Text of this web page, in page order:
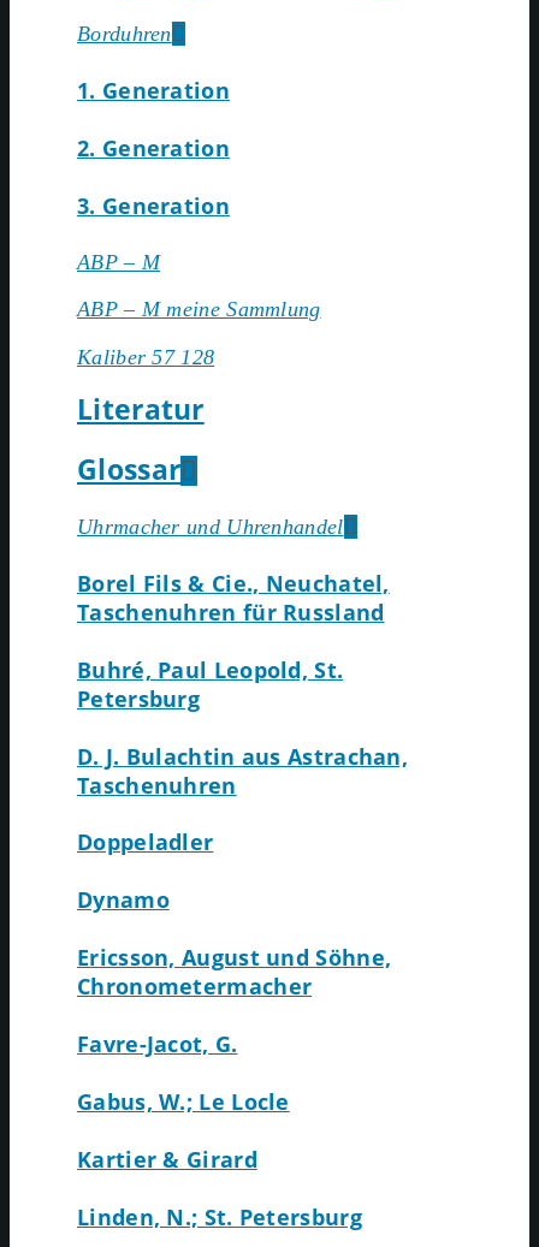
Borduhren
1. Generation
2. Generation
3. Generation
ABP – M
АВР – М meine Sammlung
Kaliber 57 128
Literatur
Glossar
Uhrmacher und Uhrenhandel
Borel Fils & Cie., Neuchatel,
Taschenuhren für Russland
Buhré, Paul Leopold, St.
Petersburg
D. J. Bulachtin aus Astrachan,
Taschenuhren
Doppeladler
Dynamo
Ericsson, August und Söhne,
Chronometermacher
Favre-Jacot, G.
Gabus, W.; Le Locle
Kartier & Girard
Linden, N.; St. Petersburg